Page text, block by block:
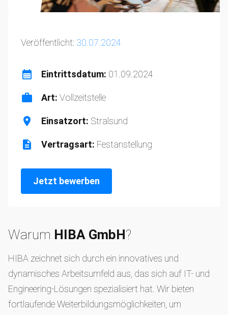
Veröffentlicht: 30.07.2024
Eintrittsdatum: 01.09.2024
Art: Vollzeitstelle
Einsatzort: Stralsund
Vertragsart: Festanstellung
Jetzt bewerben
Warum HIBA GmbH?
HIBA zeichnet sich durch ein innovatives und
dynamisches Arbeitsumfeld aus, das sich auf IT- und
Engineering-Lösungen spezialisiert hat. Wir bieten
fortlaufende Weiterbildungsmöglichkeiten, um